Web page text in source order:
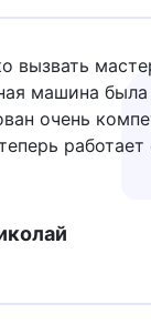
вызвать
машина была
очень
работает